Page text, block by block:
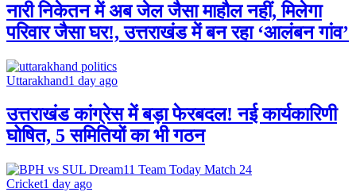
नारी निकेतन में अब जेल जैसा माहौल नहीं, मिलेगा
परिवार जैसा घर!, उत्तराखंड में बन रहा ‘आलंबन गांव’
Uttarakhand1 day ago
उत्तराखंड कांग्रेस में बड़ा फेरबदल! नई कार्यकारिणी
घोषित, 5 समितियों का भी गठन
Cricket1 day ago